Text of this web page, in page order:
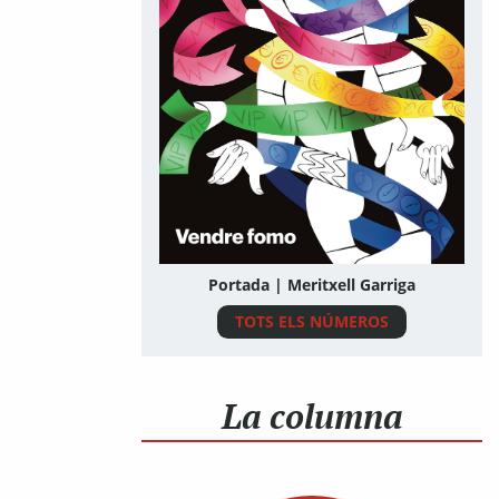
Portada | Meritxell Garriga
TOTS ELS NÚMEROS
La columna